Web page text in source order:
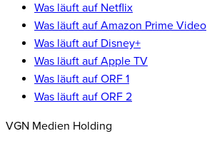
Was läuft auf Netflix
Was läuft auf Amazon Prime Video
Was läuft auf Disney+
Was läuft auf Apple TV
Was läuft auf ORF 1
Was läuft auf ORF 2
VGN Medien Holding